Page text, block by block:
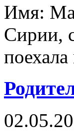
Имя:
Сирии,